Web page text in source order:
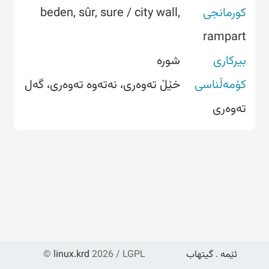
کورمانجی
beden, sûr, sure / city wall,
rampart
بیرکاری
شورە
کۆمەڵناسی
خێڵ تەوەری، نەتەوە تەوەری، گەل
تەوەری
© linux.krd 2026 / LGPL ئێمە . گیتهاب